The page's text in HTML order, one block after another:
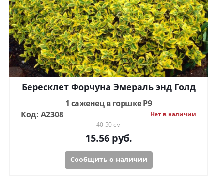
Бересклет Форчуна Эмераль энд Голд
1 саженец в горшке Р9
Код: А2308
Нет в наличии
40-50 см
15.56руб.
Сообщить о наличии